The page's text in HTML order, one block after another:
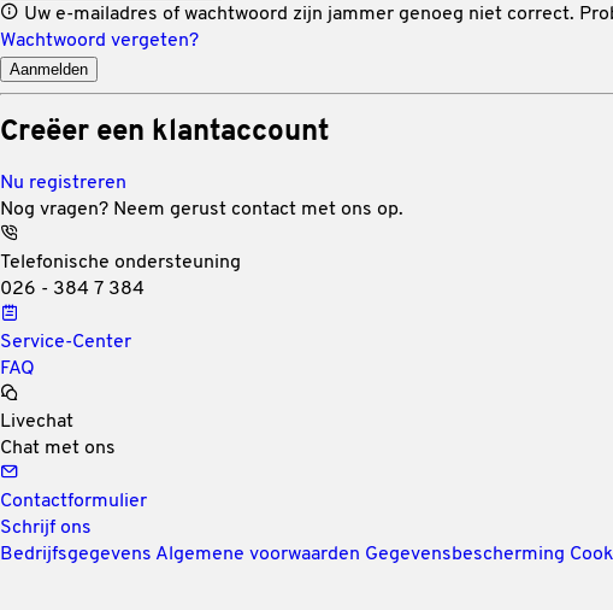
Uw e-mailadres of wachtwoord zijn jammer genoeg niet correct.
Wachtwoord vergeten?
Aanmelden
Creëer een klantaccount
Nu registreren
Nog vragen? Neem gerust contact met ons op.
Telefonische ondersteuning
026 - 384 7 384
Service-Center
FAQ
Livechat
Chat met ons
Contactformulier
Schrijf ons
Bedrijfsgegevens Algemene voorwaarden Gegevensbescherming